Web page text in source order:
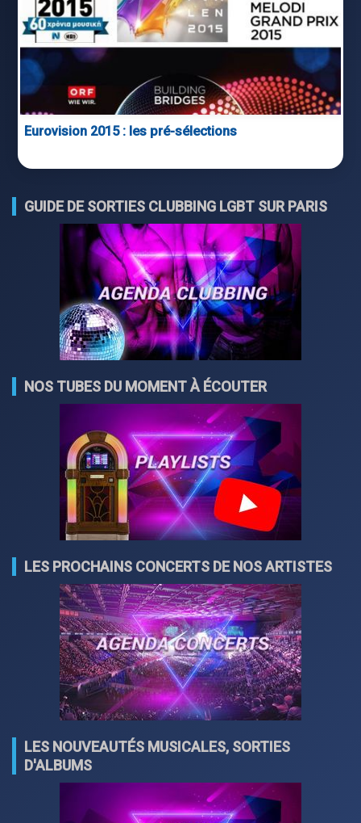
Eurovision 2015 : les pré-sélections
GUIDE DE SORTIES CLUBBING LGBT SUR PARIS
NOS TUBES DU MOMENT À ÉCOUTER
LES PROCHAINS CONCERTS DE NOS ARTISTES
LES NOUVEAUTÉS MUSICALES, SORTIES
D'ALBUMS